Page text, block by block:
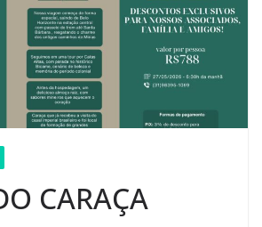
CARAÇA